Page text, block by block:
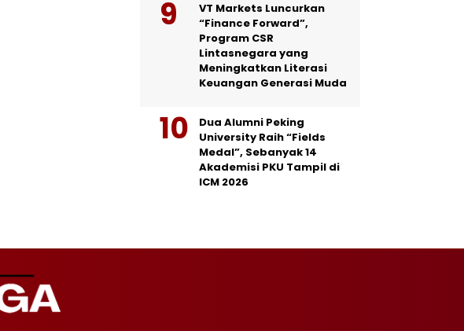
VT Markets Luncurkan
“Finance Forward”,
Program CSR
Lintasnegara yang
Meningkatkan Literasi
Keuangan Generasi Muda
Dua Alumni Peking
University Raih “Fields
Medal”, Sebanyak 14
Akademisi PKU Tampil di
ICM 2026